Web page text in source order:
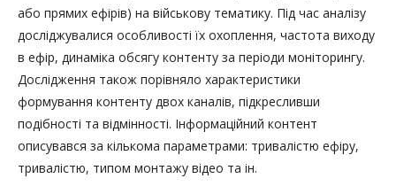
або прямих ефірів) на військову тематику. Під час аналізу
досліджувалися особливості їх охоплення, частота виходу
в ефір, динаміка обсягу контенту за періоди моніторингу.
Дослідження також порівняло характеристики
формування контенту двох каналів, підкресливши
подібності та відмінності. Інформаційний контент
описувався за кількома параметрами: тривалістю ефіру,
тривалістю, типом монтажу відео та ін.